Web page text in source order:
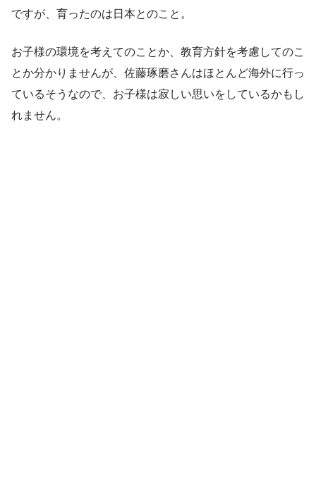
ですが、育ったのは日本とのこと。
お子様の環境を考えてのことか、教育方針を考慮してのこ
とか分かりませんが、佐藤琢磨さんはほとんど海外に行っ
ているそうなので、お子様は寂しい思いをしているかもし
れません。